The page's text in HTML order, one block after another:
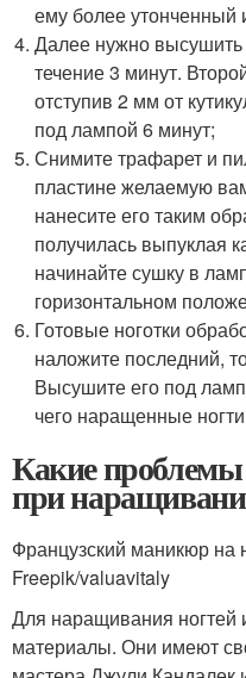
ему более
Далее нужно
течение 3 минут.
отступив 2 мм от
под лампой 6 минут;
Снимите трафарет и
пластине желаемую
нанесите его таким
получилась выпуклая
начинайте сушку в
горизонтальном
Готовые ноготки
наложите последний,
Высушите его под
чего наращенные
Какие проблемы
при
Французский маникюр на
Freepik/valuavitaly
Для наращивания ногтей
материалы. Они имеют